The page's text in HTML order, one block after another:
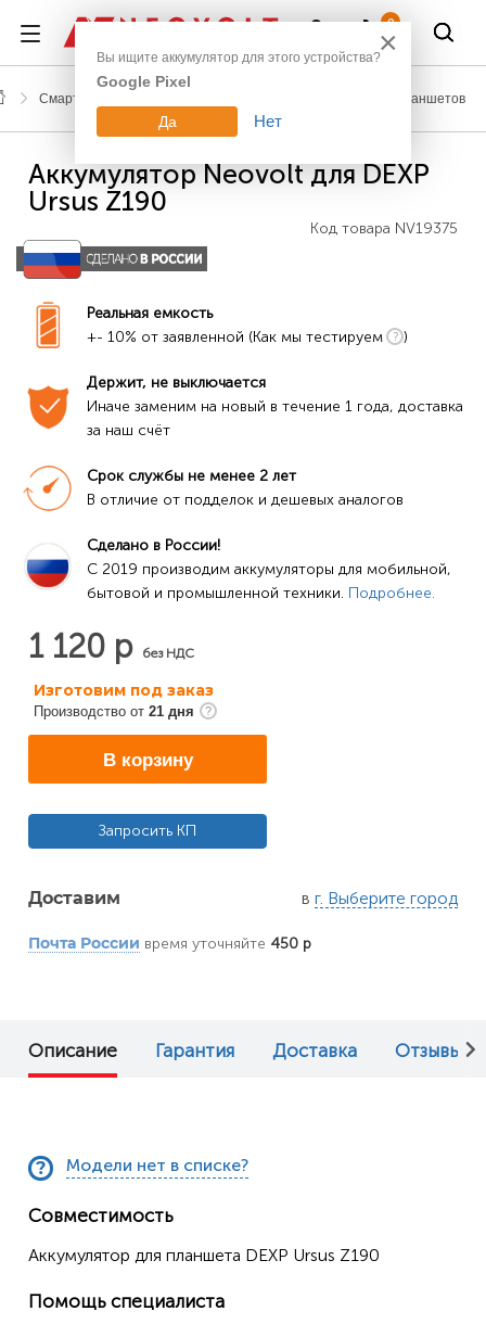
0
Смартфоны, планшеты, гаджеты Аккумуляторы для планшетов
Аккумулятор Neovolt для DEXP
Ursus Z190
Код товара NV19375
Реальная емкость
+- 10% от заявленной (Как мы тестируем
)
Держит, не выключается
Иначе заменим на новый в течение 1 года, доставка
за наш счёт
Срок службы не менее 2 лет
В отличие от подделок и дешевых аналогов
Сделано в России!
C 2019 производим аккумуляторы для мобильной,
бытовой и промышленной техники. Подробнее.
1 120 р без НДС
Изготовим под заказ
Производство от 21 дня
В корзину
Запросить КП
Доставим в г. Выберите город
Почта России время уточняйте 450 р
Описание Гарантия Доставка Отзывы (0)
Модели нет в списке?
Совместимость
Аккумулятор для планшета DEXP Ursus Z190
Помощь специалиста
×
Вы ищите аккумулятор для этого устройства?
Google Pixel
Да Нет